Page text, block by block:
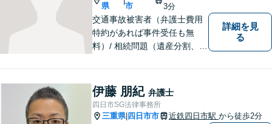
県
市
3分
交通事故被害者（弁護士費用
特約があれば事件受任も無
料）/ 相続問題（遺産分割、遺
さい。
詳細を見
る
伊藤 朋紀 弁護士
四日市SG法律事務所
三重県| 四日市市 近鉄四日市駅 から徒歩2分